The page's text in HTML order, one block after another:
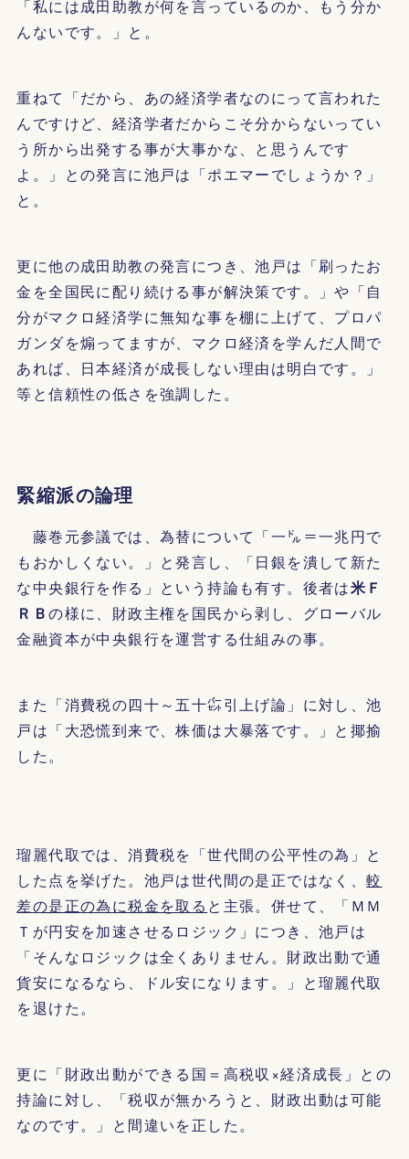
「私には成田助教が何を言っているのか、もう分か
んないです。」と。
重ねて「だから、あの経済学者なのにって言われた
んですけど、経済学者だからこそ分からないってい
う所から出発する事が大事かな、と思うんです
よ。」との発言に池戸は「ポエマーでしょうか？」
と。
更に他の成田助教の発言につき、池戸は「刷ったお
金を全国民に配り続ける事が解決策です。」や「自
分がマクロ経済学に無知な事を棚に上げて、プロパ
ガンダを煽ってますが、マクロ経済を学んだ人間で
あれば、日本経済が成長しない理由は明白です。」
等と信頼性の低さを強調した。
緊縮派の論理
藤巻元参議では、為替について「一㌦＝一兆円で
もおかしくない。」と発言し、「日銀を潰して新た
な中央銀行を作る」という持論も有す。後者は米Ｆ
ＲＢの様に、財政主権を国民から剥し、グローバル
金融資本が中央銀行を運営する仕組みの事。
また「消費税の四十～五十㌫引上げ論」に対し、池
戸は「大恐慌到来で、株価は大暴落です。」と揶揄
した。
瑠麗代取では、消費税を「世代間の公平性の為」と
した点を挙げた。池戸は世代間の是正ではなく、較
差の是正の為に税金を取る と主張。併せて、「ＭＭ
Ｔが円安を加速させるロジック」につき、池戸は
「そんなロジックは全くありません。財政出動で通
貨安になるなら、ドル安になります。」と瑠麗代取
を退けた。
更に「財政出動ができる国＝高税収×経済成長」との
持論に対し、「税収が無かろうと、財政出動は可能
なのです。」と間違いを正した。